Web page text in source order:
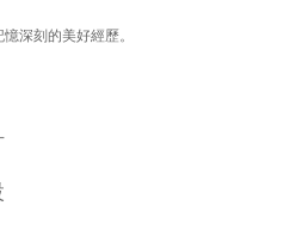
深刻的美好經歷。